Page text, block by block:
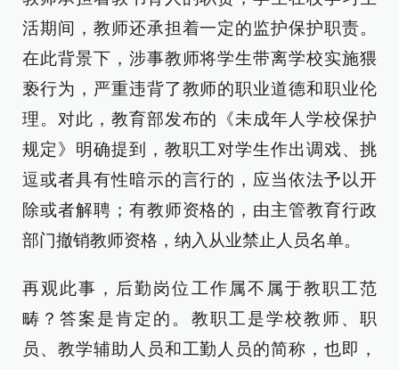
活期间，教师还承担着一定的监护保护职责。
在此背景下，涉事教师将学生带离学校实施猥
亵行为，严重违背了教师的职业道德和职业伦
理。对此，教育部发布的《未成年人学校保护
规定》明确提到，教职工对学生作出调戏、挑
逗或者具有性暗示的言行的，应当依法予以开
除或者解聘；有教师资格的，由主管教育行政
部门撤销教师资格，纳入从业禁止人员名单。
再观此事，后勤岗位工作属不属于教职工范
畴？答案是肯定的。教职工是学校教师、职
员、教学辅助人员和工勤人员的简称，也即，